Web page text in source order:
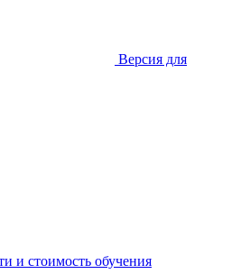
Версия для
и стоимость обучения